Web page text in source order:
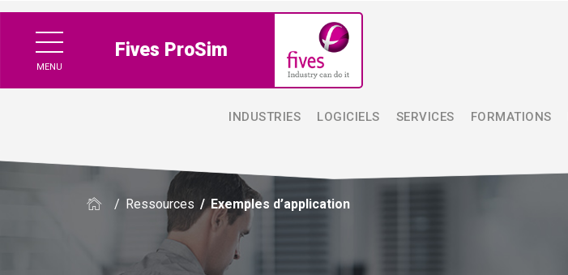
MENU
Fives ProSim
INDUSTRIES LOGICIELS SERVICES FORMATIONS
/ Ressources / Exemples d’application